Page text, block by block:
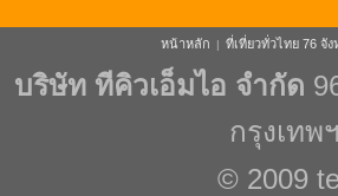
หน้าหลัก | ที่เที่ยวทั่วไทย 76 จัง
บริษัท ทีคิวเอ็มไอ จำกัด
กรุงเทพ
© 2009